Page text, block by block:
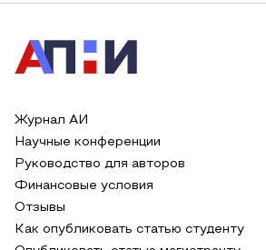
Журнал АИ
Научные конференции
Руководство для авторов
Финансовые условия
Отзывы
Как опубликовать статью студенту